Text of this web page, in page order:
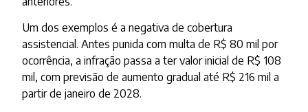
Um dos exemplos é a negativa de cobertura
assistencial. Antes punida com multa de R$ 80 mil por
ocorrência, a infração passa a ter valor inicial de R$ 108
mil, com previsão de aumento gradual até R$ 216 mil a
partir de janeiro de 2028.